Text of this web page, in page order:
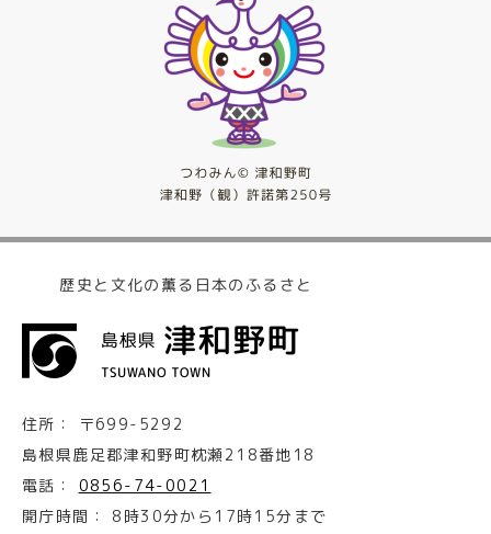
歴史と文化の薫る日本のふるさと
住所：
〒699-5292
島根県鹿足郡津和野町枕瀬218番地18
電話：
0856-74-0021
開庁時間：
8時30分から17時15分まで